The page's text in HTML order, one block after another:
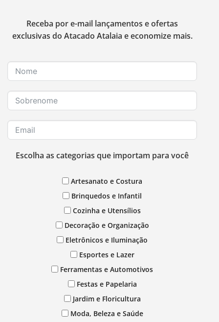
Receba por e-mail lançamentos e ofertas
exclusivas do Atacado Atalaia e economize mais.
Escolha as categorias que importam para você
Artesanato e Costura
Brinquedos e Infantil
Cozinha e Utensílios
Decoração e Organização
Eletrônicos e Iluminação
Esportes e Lazer
Ferramentas e Automotivos
Festas e Papelaria
Jardim e Floricultura
Moda, Beleza e Saúde